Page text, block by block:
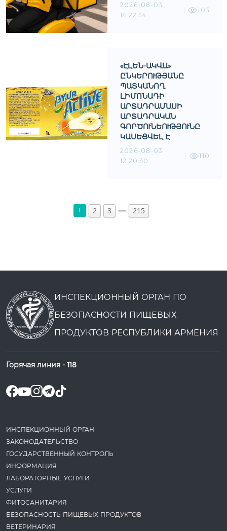
2026-08-03
14:22:34
103
«ԷԼԵՆ-ԱԿՎԱ»
ԸՆԿԵՐՈՒԹՅԱՆԸ
ՊԱՏԿԱՆՈՂ
ԼԻՄՈՆԱԴԻ
ԱՐՏԱԴՐԱՄԱՍԻ
ԱՐՏԱԴՐԱԿԱՆ
ԳՈՐԾՈՒՆԵՈՒԹՅՈՒՆԸ
ԿԱՍԵՑՎԵԼ Է
2026-08-03
12:20:30
110
1 2 3 215
ИНСПЕКЦИОННЫЙ ОРГАН ПО
БЕЗОПАСНОСТИ ПИЩЕВЫХ
ПРОДУКТОВ РЕСПУБЛИКИ АРМЕНИЯ
Горячая линия - 118
ИНСПЕКЦИОННЫЙ ОРГАН
ЗАКОНОДАТЕ­ЛЬСТВО
ГОСУДАРСТВЕННЫЙ КОНТРОЛЬ
ИНФОРМАЦИЯ
ЛАБОРАТОРНЫЕ УСЛУГИ
УСЛУГИ
ФИТОСАНИТАРИЯ
БЕЗОПАСНОСТЬ ПИЩЕВЫХ ПРОДУКТОВ
ВЕТЕРИНАРИЯ